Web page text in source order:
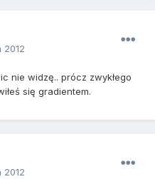
2012
nie widzę.. prócz zwykłego
się gradientem.
2012